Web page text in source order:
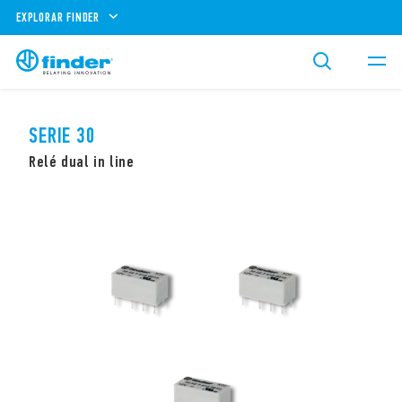
EXPLORAR FINDER
SERIE 30
Relé dual in line